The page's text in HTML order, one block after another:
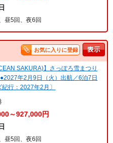
昼5回、夜6回
お気に入りに登録
SAKURA)】さっぽろ雪まつり
年2月9日（火）出航／6泊7日
行：2027年2月〕
～927,000円
昼5回、夜6回